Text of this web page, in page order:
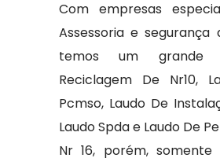
Com empresas
Assessoria e
temos um grande
Reciclagem De Nr10,
Pcmso, Laudo De
Laudo Spda e Laudo De
Nr 16, porém,